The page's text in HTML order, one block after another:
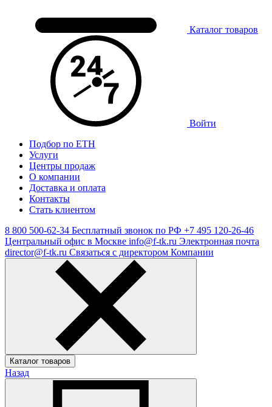
Каталог товаров
Войти
Подбор по ЕТН
Услуги
Центры продаж
О компании
Доставка и оплата
Контакты
Стать клиентом
8 800 500-62-34 Бесплатный звонок по РФ +7 495 120-26-46
Центральный офис в Москве info@f-tk.ru Электронная почта
director@f-tk.ru Связаться с директором Компании
Каталог товаров
Назад